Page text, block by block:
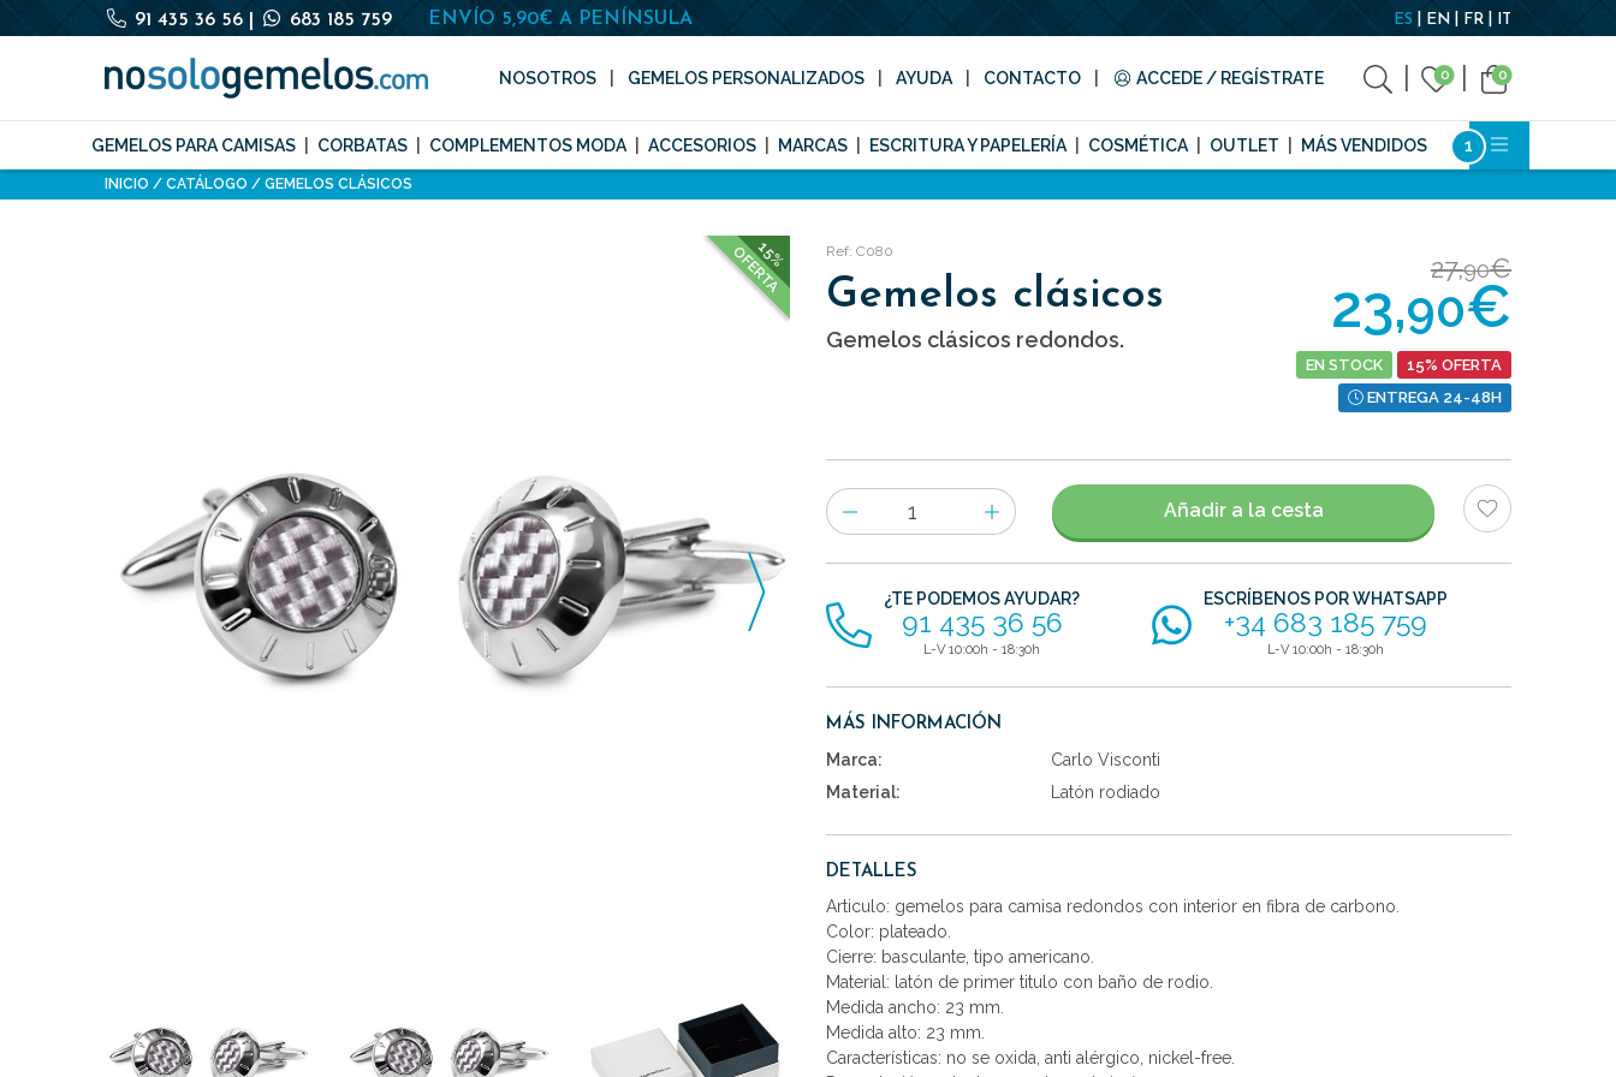
91 435 36 56 683 185 759 ENVÍO 5,90€ A PENÍNSULA ES EN FR IT
NOSOTROS GEMELOS PERSONALIZADOS AYUDA CONTACTO ACCEDE / REGÍSTRATE 0 0
GEMELOS PARA CAMISAS CORBATAS COMPLEMENTOS MODA ACCESORIOS MARCAS ESCRITURA Y PAPELERÍA COSMÉTICA OUTLET MÁS VENDIDOS
INICIO CATÁLOGO GEMELOS CLÁSICOS
15%
OFERTA Ref: C080
Gemelos clásicos
Gemelos clásicos redondos.
27,90€
23,90€
EN STOCK
15% OFERTA
ENTREGA 24-48H
Número
de
artículos
Añadir a la cesta
¿TE PODEMOS AYUDAR?
91 435 36 56
L-V 10:00h - 18:30h
ESCRÍBENOS POR WHATSAPP
+34 683 185 759
L-V 10:00h - 18:30h
MÁS INFORMACIÓN
Marca:
Carlo Visconti
Material:
Latón rodiado
DETALLES
Articulo: gemelos para camisa redondos con interior en fibra de carbono.
Color: plateado.
Cierre: basculante, tipo americano.
Material: latón de primer titulo con baño de rodio.
Medida ancho: 23 mm.
Medida alto: 23 mm.
Características: no se oxida, anti alérgico, nickel-free.